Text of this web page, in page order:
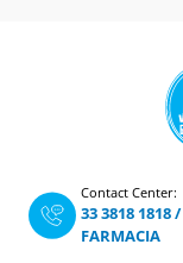
Contact Center:
33 3818 1818/
FARMACIA